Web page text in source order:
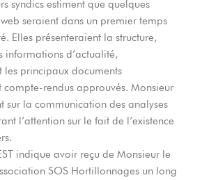
syndics estiment que quelques
seraient dans un premier temps
Elles présenteraient la structure,
informations d’actualité,
les principaux documents
compte-rendus approuvés. Monsieur
sur la communication des analyses
l’attention sur le fait de l’existence
indique avoir reçu de Monsieur le
SOS Hortillonnages un long